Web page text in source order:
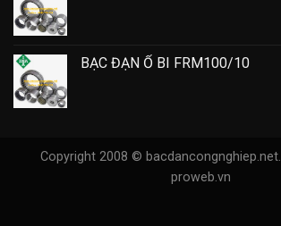
BẠC ĐẠN Ổ BI FRM100/10
Copyright 2008 © bacdancongnghiep.net.
proweb.vn